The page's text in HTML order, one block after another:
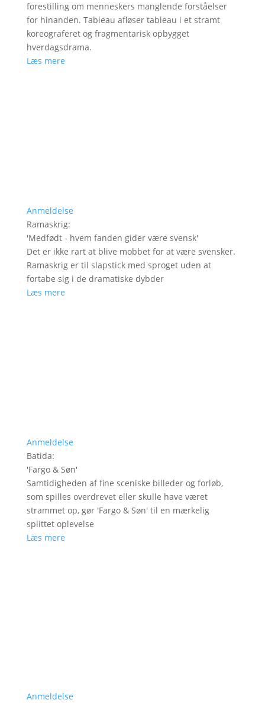
forestilling om menneskers manglende forståelser
for hinanden. Tableau afløser tableau i et stramt
koreograferet og fragmentarisk opbygget
hverdagsdrama.
Læs mere
Anmeldelse
Ramaskrig:
'Medfødt - hvem fanden gider være svensk'
Det er ikke rart at blive mobbet for at være svensker.
Ramaskrig er til slapstick med sproget uden at
fortabe sig i de dramatiske dybder
Læs mere
Anmeldelse
Batida:
'Fargo & Søn'
Samtidigheden af fine sceniske billeder og forløb,
som spilles overdrevet eller skulle have været
strammet op, gør 'Fargo & Søn' til en mærkelig
splittet oplevelse
Læs mere
Anmeldelse